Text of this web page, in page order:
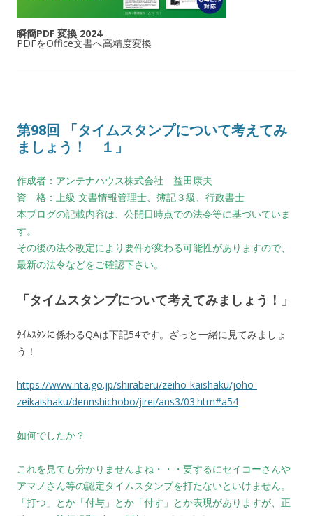
瞬簡PDF 変換 2024
PDFをOffice文書へ高精度変換
第98回 「タイムスタンプについて考えてみ
ましょう！ １」
作成者：アンテナハウス株式会社 益田康夫
資 格：上級 文書情報管理士、簿記３級、行政書士
本ブログの記載内容は、公開日時点での法令等に基づいていま
す。
その後の法令改定により要件が変わる可能性がありますので、
最新の法令などをご確認下さい。
「タイムスタンプについて考えてみましょう！」
ﾀｲﾑｽﾀﾝに係わるQAは下記54です。ざっと一緒に見てみましょ
う！
https://www.nta.go.jp/shiraberu/zeiho-kaishaku/joho-
zeikaishaku/dennshichobo/jirei/ans3/03.htm#a54
如何でしたか？
これを見ても分かりませんよね・・・要するにセイコーさんや
アマノさん等の認定タイムスタンプを打たないといけません。
「打つ」とか「付与」とか「付す」とか表現がありますが、正